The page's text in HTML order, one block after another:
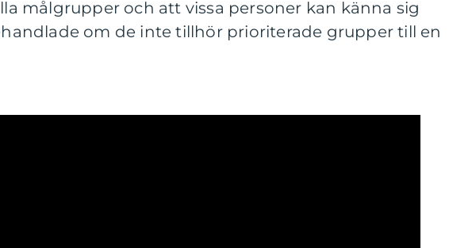
målgrupper och att vissa personer kan känna sig
om de inte tillhör prioriterade grupper till en